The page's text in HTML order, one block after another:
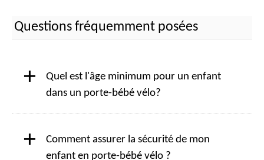
Questions fréquemment posées
+
Quel est l'âge minimum pour un enfant
dans un porte-bébé vélo?
+
Comment assurer la sécurité de mon
enfant en porte-bébé vélo ?